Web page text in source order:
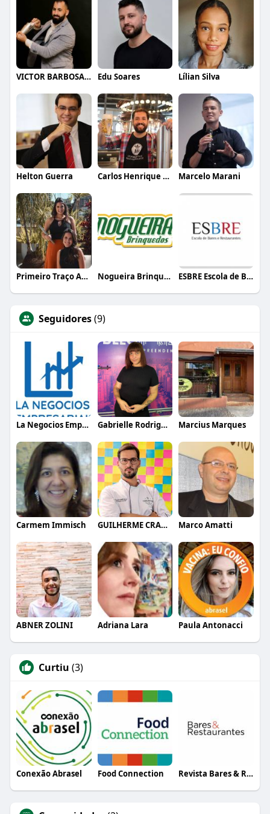
VICTOR BARBOSA QUARANTA Edu Soares Lílian Silva
Helton Guerra Carlos Henrique de Faria Vasconcelos Marcelo Marani
Primeiro Traço Arquitetura Nogueira Brinquedos ESBRE Escola de Bares e Restaurantes
Seguidores(9)
La Negocios Empresariais Gabrielle Rodrigues Marcius Marques
Carmem Immisch GUILHERME CRAMER BALLE Marco Amatti
ABNER ZOLINI Adriana Lara Paula Antonacci
Curtiu (3)
Conexão Abrasel Food Connection Revista Bares & Restaurantes